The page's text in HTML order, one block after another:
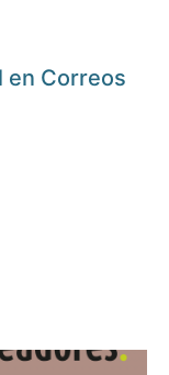
en Correos